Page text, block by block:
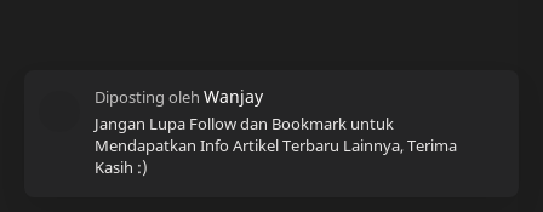
Jangan Lupa Follow dan Bookmark untuk
Mendapatkan Info Artikel Terbaru Lainnya, Terima
Kasih :)